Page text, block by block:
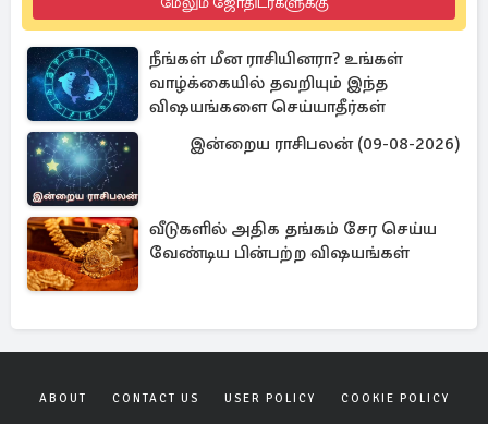
நீங்கள் மீன ராசியினரா? உங்கள்
வாழ்க்கையில் தவறியும் இந்த
விஷயங்களை செய்யாதீர்கள்
இன்றைய ராசிபலன் (09-08-2026)
வீடுகளில் அதிக தங்கம் சேர செய்ய
வேண்டிய பின்பற்ற விஷயங்கள்
ABOUT CONTACT US USER POLICY COOKIE POLICY